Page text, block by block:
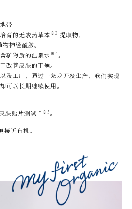
带
育的无农药草本※3 提取物，
神经酰胺。
矿物质的温泉水 ※4。
改善皮肤的干燥。
及工厂，通过一条龙开发生产，我们实现
可以长期继续使用。
肤贴片测试 “ ※5。
近有机。